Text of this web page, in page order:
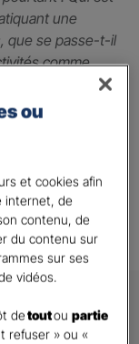
une
que se passe-t-il
comme
du préjudice
faire face
ou
et cookies afin
internet, de
contenu, de
du contenu sur
sur ses
vidéos.
detoutoupartie
refuser » ou «